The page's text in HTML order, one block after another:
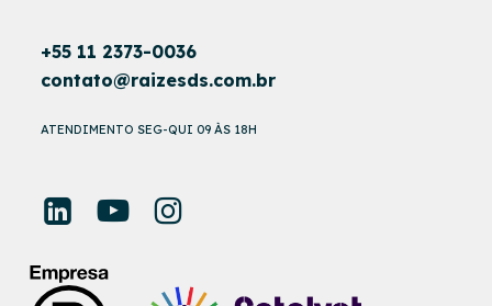
+55 11 2373-0036
contato@raizesds.com.br
ATENDIMENTO SEG-QUI 09 ÀS 18H